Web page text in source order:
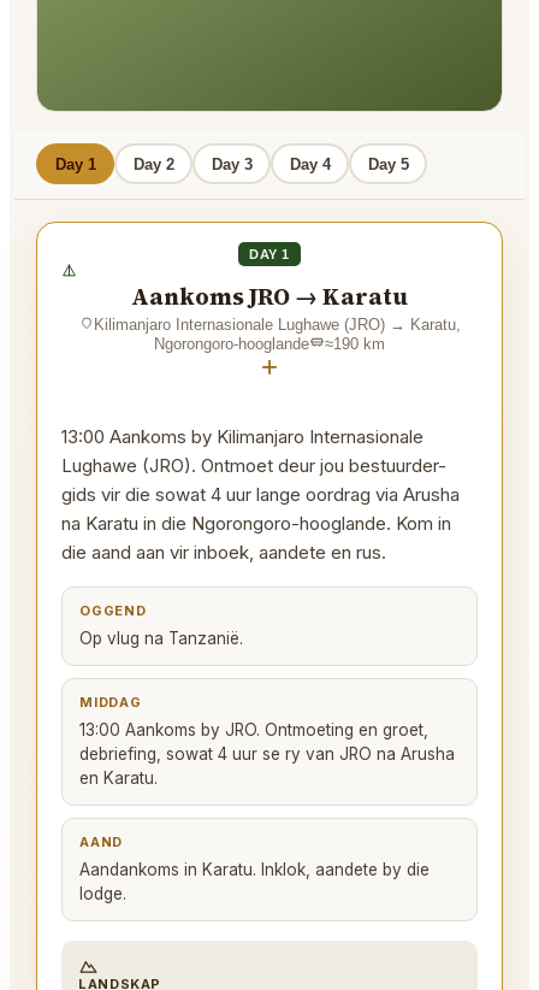
Day 1 Day 2 Day 3 Day 4 Day 5
DAY 1
Aankoms JRO → Karatu
Kilimanjaro Internasionale Lughawe (JRO)→ Karatu,
Ngorongoro-hooglande
≈190 km
+
13:00 Aankoms by Kilimanjaro Internasionale
Lughawe (JRO). Ontmoet deur jou bestuurder-
gids vir die sowat 4 uur lange oordrag via Arusha
na Karatu in die Ngorongoro-hooglande. Kom in
die aand aan vir inboek, aandete en rus.
OGGEND
Op vlug na Tanzanië.
MIDDAG
13:00 Aankoms by JRO. Ontmoeting en groet,
debriefing, sowat 4 uur se ry van JRO na Arusha
en Karatu.
AAND
Aandankoms in Karatu. Inklok, aandete by die
lodge.
LANDSKAP